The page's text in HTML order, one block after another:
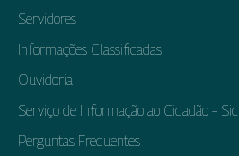
Servidores
Informações Classificadas
Ouvidoria
Serviço de Informação ao Cidadão – Sic
Perguntas Frequentes